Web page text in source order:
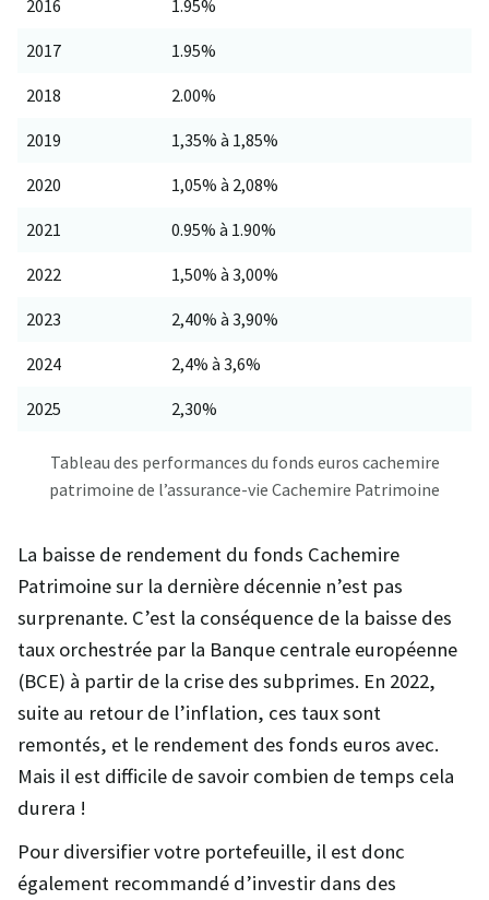
2016 1.95%
2017 1.95%
2018 2.00%
2019 1,35% à 1,85%
2020 1,05% à 2,08%
2021 0.95% à 1.90%
2022 1,50% à 3,00%
2023 2,40% à 3,90%
2024 2,4% à 3,6%
2025 2,30%
Tableau des performances du fonds euros cachemire
patrimoine de l’assurance-vie Cachemire Patrimoine
La baisse de rendement du fonds Cachemire
Patrimoine sur la dernière décennie n’est pas
surprenante. C’est la conséquence de la baisse des
taux orchestrée par la Banque centrale européenne
(BCE) à partir de la crise des subprimes. En 2022,
suite au retour de l’inflation, ces taux sont
remontés, et le rendement des fonds euros avec.
Mais il est difficile de savoir combien de temps cela
durera !
Pour diversifier votre portefeuille, il est donc
également recommandé d’investir dans des